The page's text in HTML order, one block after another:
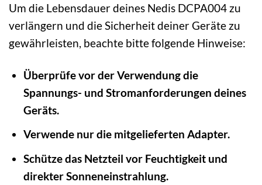
Um die Lebensdauer deines Nedis DCPA004 zu
verlängern und die Sicherheit deiner Geräte zu
gewährleisten, beachte bitte folgende Hinweise:
Überprüfe vor der Verwendung die
Spannungs- und Stromanforderungen deines
Geräts.
Verwende nur die mitgelieferten Adapter.
Schütze das Netzteil vor Feuchtigkeit und
direkter Sonneneinstrahlung.